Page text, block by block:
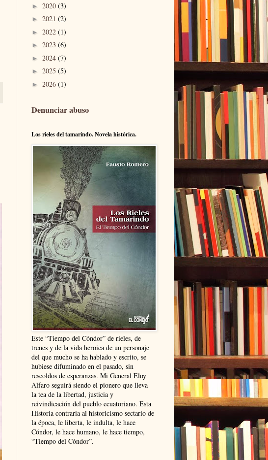
► 2020 (3)
► 2021 (2)
► 2022 (1)
► 2023 (6)
► 2024 (7)
► 2025 (5)
► 2026 (1)
Denunciar abuso
Los rieles del tamarindo. Novela histórica.
Este “Tiempo del Cóndor” de rieles, de
trenes y de la vida heroica de un personaje
del que mucho se ha hablado y escrito, se
hubiese difuminado en el pasado, sin
rescoldos de esperanzas. Mi General Eloy
Alfaro seguirá siendo el pionero que lleva
la tea de la libertad, justicia y
reivindicación del pueblo ecuatoriano. Esta
Historia contraria al historicismo sectario de
la época, le liberta, le indulta, le hace
Cóndor, le hace humano, le hace tiempo,
“Tiempo del Cóndor”.